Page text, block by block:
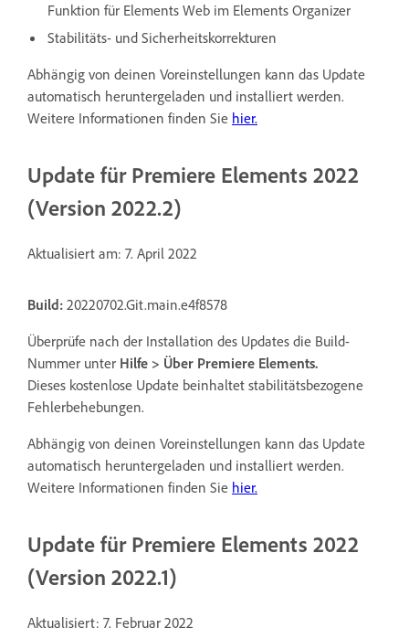
Funktion für Elements Web im Elements Organizer
Stabilitäts- und Sicherheitskorrekturen
Abhängig von deinen Voreinstellungen kann das Update
automatisch heruntergeladen und installiert werden.
Weitere Informationen finden Sie hier.
Update für Premiere Elements 2022
(Version 2022.2)
Aktualisiert am: 7. April 2022
Build: 20220702.Git.main.e4f8578
Überprüfe nach der Installation des Updates die Build-
Nummer unter Hilfe > Über Premiere Elements.
Dieses kostenlose Update beinhaltet stabilitätsbezogene
Fehlerbehebungen.
Abhängig von deinen Voreinstellungen kann das Update
automatisch heruntergeladen und installiert werden.
Weitere Informationen finden Sie hier.
Update für Premiere Elements 2022
(Version 2022.1)
Aktualisiert: 7. Februar 2022